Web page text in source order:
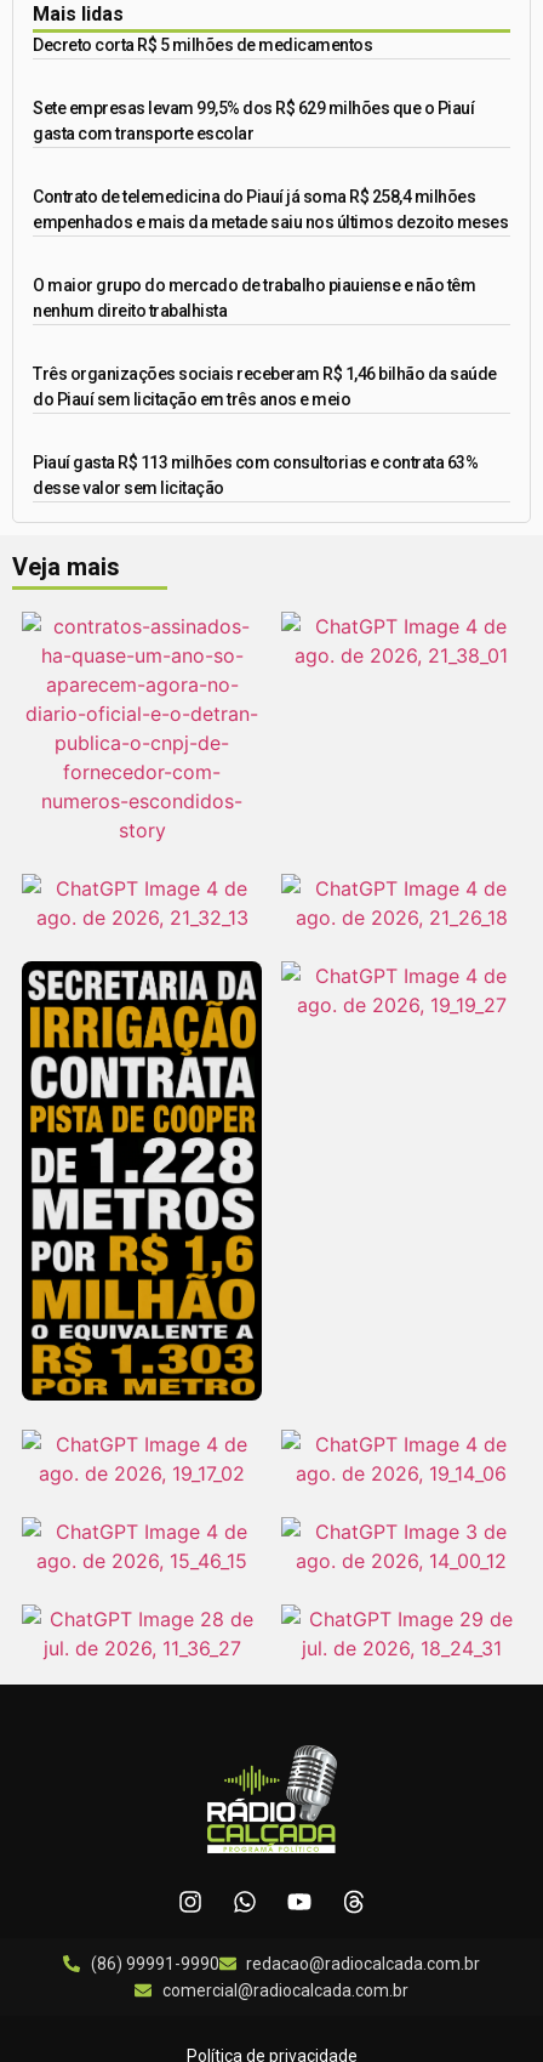
Mais lidas
Decreto corta R$ 5 milhões de medicamentos
Sete empresas levam 99,5% dos R$ 629 milhões que o Piauí
gasta com transporte escolar
Contrato de telemedicina do Piauí já soma R$ 258,4 milhões
empenhados e mais da metade saiu nos últimos dezoito meses
O maior grupo do mercado de trabalho piauiense e não têm
nenhum direito trabalhista
Três organizações sociais receberam R$ 1,46 bilhão da saúde
do Piauí sem licitação em três anos e meio
Piauí gasta R$ 113 milhões com consultorias e contrata 63%
desse valor sem licitação
Veja mais
(86) 99991-9990
redacao@radiocalcada.com.br
comercial@radiocalcada.com.br
Política de privacidade